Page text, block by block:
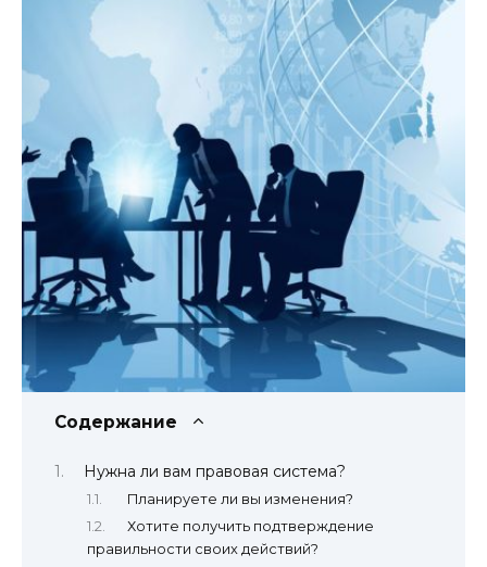
Содержание
Нужна ли вам правовая система?
Планируете ли вы изменения?
Хотите получить подтверждение
правильности своих действий?